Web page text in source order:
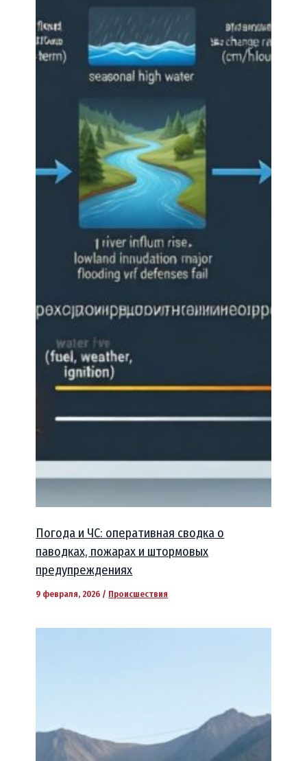
Погода и ЧС: оперативная сводка о
паводках, пожарах и штормовых
предупреждениях
9 февраля, 2026 / Происшествия